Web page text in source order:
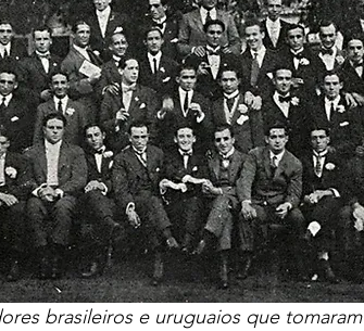
brasileiros e uruguaios que